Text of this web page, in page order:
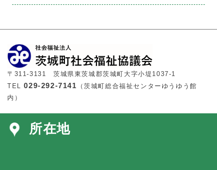
〒311-3131 茨城県東茨城郡茨城町大字小堤1037-1
TEL029-292-7141
（茨城町総合福祉センターゆうゆう館
内）
所在地